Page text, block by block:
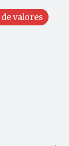
valores